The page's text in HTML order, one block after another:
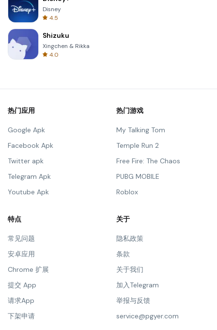
Disney
4.5
Shizuku
Xingchen & Rikka
4.0
热门应用
Google Apk
Facebook Apk
Twitter apk
Telegram Apk
Youtube Apk
热门游戏
My Talking Tom
Temple Run 2
Free Fire: The Chaos
PUBG MOBILE
Roblox
特点
常见问题
安卓应用
Chrome 扩展
提交 App
请求App
下架申请
关于
隐私政策
条款
关于我们
加入Telegram
举报与反馈
service@pgyer.com